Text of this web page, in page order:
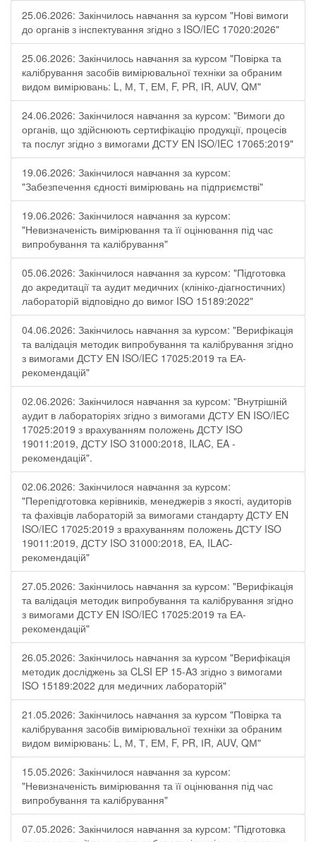
25.06.2026: Закінчилось навчання за курсом "Нові вимоги
до органів з інспектування згідно з ISO/IEC 17020:2026"
25.06.2026: Закінчилось навчання за курсом "Повірка та
калібрування засобів вимірювальної техніки за обраним
видом вимірювань: L, М, Т, ЕМ, F, РR, ІR, АUV, QМ"
24.06.2026: Закінчилося навчання за курсом: "Вимоги до
органів, що здійснюють сертифікацію продукції, процесів
та послуг згідно з вимогами ДСТУ EN ISO/IEC 17065:2019"
19.06.2026: Закінчилося навчання за курсом:
"Забезпечення єдності вимірювань на підприємстві"
19.06.2026: Закінчилося навчання за курсом:
"Невизначеність вимірювання та її оцінювання під час
випробування та калібрування"
05.06.2026: Закінчилося навчання за курсом: "Підготовка
до акредитації та аудит медичних (клініко-діагностичних)
лабораторій відповідно до вимог ISO 15189:2022"
04.06.2026: Закінчилось навчання за курсом: "Верифікація
та валідація методик випробування та калібрування згідно
з вимогами ДСТУ EN ISO/IEC 17025:2019 та ЕА-
рекомендацій"
02.06.2026: Закінчилося навчання за курсом: "Внутрішній
аудит в лабораторіях згідно з вимогами ДСТУ EN ISO/IEC
17025:2019 з врахуванням положень ДСТУ ISO
19011:2019, ДСТУ ISO 31000:2018, ILAC, EA -
рекомендацій".
02.06.2026: Закінчилося навчання за курсом:
"Перепідготовка керівників, менеджерів з якості, аудиторів
та фахівців лабораторій за вимогами стандарту ДСТУ EN
ISO/IEC 17025:2019 з врахуванням положень ДСТУ ISO
19011:2019, ДСТУ ISO 31000:2018, ЕА, ILAC-
рекомендацій"
27.05.2026: Закінчилось навчання за курсом: "Верифікація
та валідація методик випробування та калібрування згідно
з вимогами ДСТУ EN ISO/IEC 17025:2019 та ЕА-
рекомендацій"
26.05.2026: Закінчилось навчання за курсом "Верифікація
методик досліджень за CLSI EP 15-A3 згідно з вимогами
ISO 15189:2022 для медичних лабораторій"
21.05.2026: Закінчилось навчання за курсом "Повірка та
калібрування засобів вимірювальної техніки за обраним
видом вимірювань: L, М, Т, ЕМ, F, РR, ІR, АUV, QМ"
15.05.2026: Закінчилося навчання за курсом:
"Невизначеність вимірювання та її оцінювання під час
випробування та калібрування"
07.05.2026: Закінчилося навчання за курсом: "Підготовка